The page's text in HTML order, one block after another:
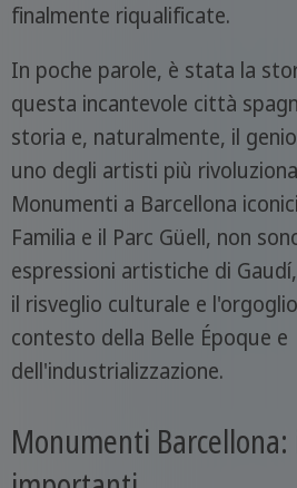
finalmente riqualificate.
In poche parole, è stata la
questa incantevole città
storia e, naturalmente, il
uno degli artisti più
Monumenti a Barcellona
Familia e il Parc Güell, non
espressioni artistiche di
il risveglio culturale e
contesto della Belle Époque e
dell'industrializzazione.
Monumenti Barcellona: